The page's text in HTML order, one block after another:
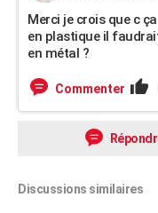
Merci je crois que c
en plastique il
en métal ?
Commenter
Discussions similaires